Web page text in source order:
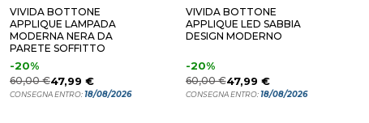
VIVIDA BOTTONE
APPLIQUE LAMPADA
MODERNA NERA DA
PARETE SOFFITTO
-20%
60,00 €47,99 €
CONSEGNA ENTRO:18/08/2026
VIVIDA BOTTONE
APPLIQUE LED SABBIA
DESIGN MODERNO
-20%
60,00 €47,99 €
CONSEGNA ENTRO:18/08/2026